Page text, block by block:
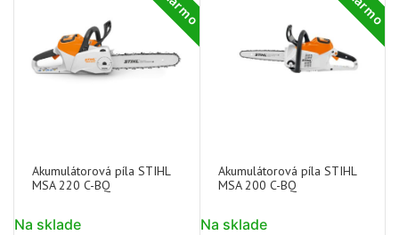
Akumulátorová píla STIHL
MSA 220 C-BQ
Na sklade
Akumulátorová píla STIHL
MSA 200 C-BQ
Na sklade